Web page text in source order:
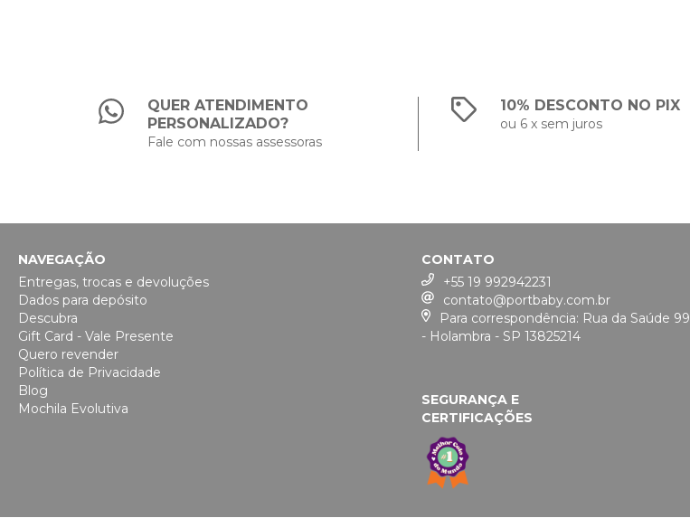
QUER ATENDIMENTO
PERSONALIZADO?
Fale com nossas assessoras
10% DESCONTO NO PIX
ou 6 x sem juros
NAVEGAÇÃO
Entregas, trocas e devoluções
Dados para depósito
Descubra
Gift Card - Vale Presente
Quero revender
Política de Privacidade
Blog
Mochila Evolutiva
CONTATO
+55 19 992942231
contato@portbaby.com.br
Para correspondência: Rua da Saúde 99
- Holambra - SP 13825214
SEGURANÇA E
CERTIFICAÇÕES